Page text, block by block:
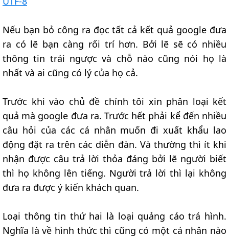
Nếu bạn bỏ công ra đọc tất cả kết quả google đưa
ra có lẽ bạn càng rối trí hơn. Bởi lẽ sẽ có nhiều
thông tin trái ngược và chỗ nào cũng nói họ là
nhất và ai cũng có lý của họ cả.
Trước khi vào chủ đề chính tôi xin phân loại kết
quả mà google đưa ra. Trước hết phải kể đến nhiều
câu hỏi của các cá nhân muốn đi xuất khẩu lao
động đặt ra trên các diễn đàn. Và thường thì ít khi
nhận được câu trả lời thỏa đáng bởi lẽ người biết
thì họ không lên tiếng. Người trả lời thì lại không
đưa ra được ý kiến khách quan.
Loại thông tin thứ hai là loại quảng cáo trá hình.
Nghĩa là về hình thức thì cũng có một cá nhân nào